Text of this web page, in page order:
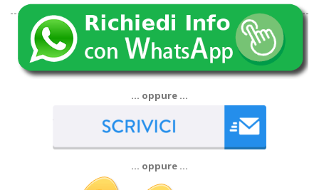
… oppure …
… oppure …